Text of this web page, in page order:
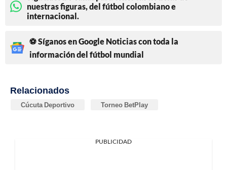
nuestras figuras, del fútbol colombiano e
internacional.
⚽ Síganos en Google Noticias con toda la
información del fútbol mundial
Relacionados
Cúcuta Deportivo Torneo BetPlay
PUBLICIDAD